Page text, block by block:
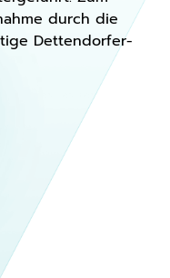
durch die
Dettendorfer-